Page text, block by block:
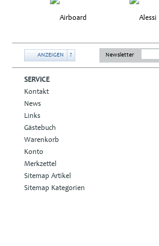
ANZEIGEN ? Newsletter
SERVICE
Kontakt
News
Links
Gästebuch
Warenkorb
Konto
Merkzettel
Sitemap Artikel
Sitemap Kategorien